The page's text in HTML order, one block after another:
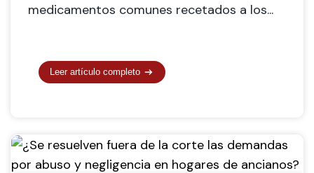
medicamentos comunes recetados a los...
Leer artículo completo